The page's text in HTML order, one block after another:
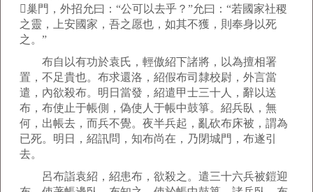
巢門，外招允曰：“公可以去乎？”允曰：“若國家社稷
之靈，上安國家，吾之愿也，如其不獲，則奉身以死
之。”
布自以有功於袁氏，輕傲紹下諸將，以為擅相署
置，不足貴也。布求還洛，紹假布司隸校尉，外言當
遣，內欲殺布。明日當發，紹遣甲士三十人，辭以送
布，布使止于帳側，偽使人于帳中鼓箏。紹兵臥，無
何，出帳去，而兵不覺。夜半兵起，亂砍布床被，謂為
已死。明日，紹訊問，知布尚在，乃閉城門，布遂引
去。
呂布詣袁紹，紹患布，欲殺之。遣三十六兵被鎧迎